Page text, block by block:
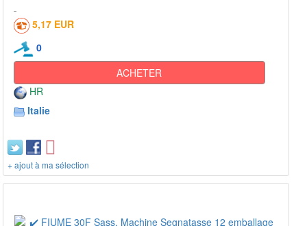
5,17 EUR
0
ACHETER
HR
Italie
+ ajout à ma sélection